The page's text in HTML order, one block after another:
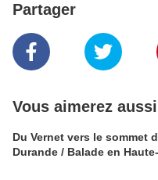
Partager
Vous aimerez aussi
Du Vernet vers le sommet
Durande / Balade en